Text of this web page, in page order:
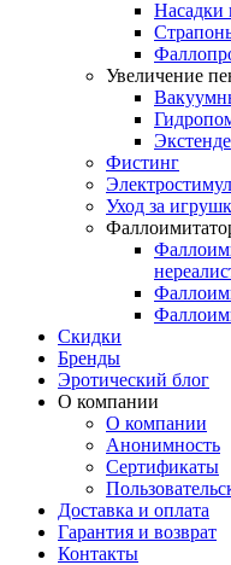
Насадки
Увеличение
Фистинг
Уход за
Скидки
Бренды
Эротический блог
О компании
О компании
Анонимность
Сертификаты
Доставка и оплата
Гарантия и возврат
Контакты